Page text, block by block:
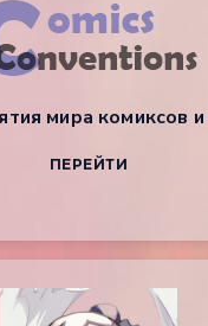
мира комиксов и
ПЕРЕЙТИ